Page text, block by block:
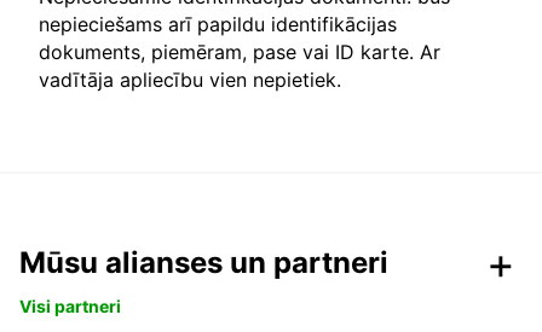
nepieciešams arī papildu identifikācijas
dokuments, piemēram, pase vai ID karte. Ar
vadītāja apliecību vien nepietiek.
Mūsu alianses un partneri
Visi partneri